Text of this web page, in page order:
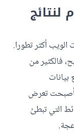
أكثر تطورا.
فالكثير من
تعرض
التي تبطئ